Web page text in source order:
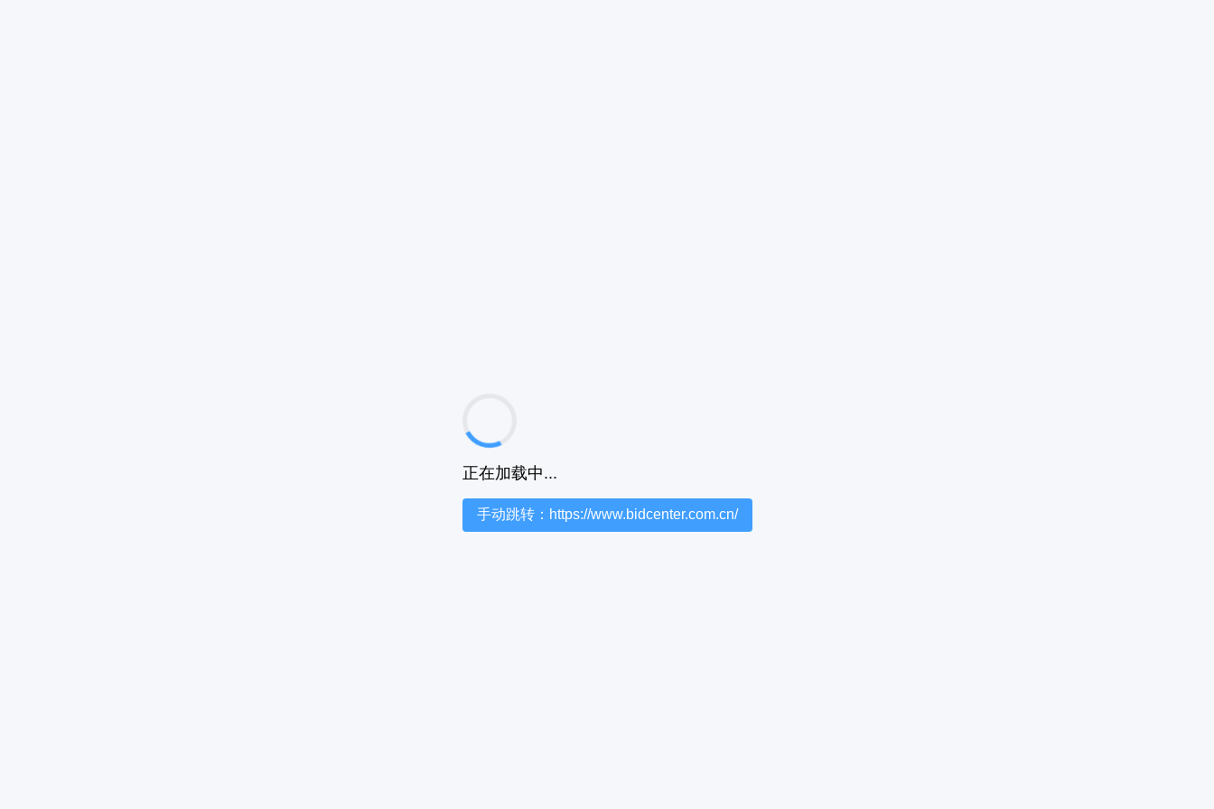
正在加载中...
手动跳转：https://www.bidcenter.com.cn/